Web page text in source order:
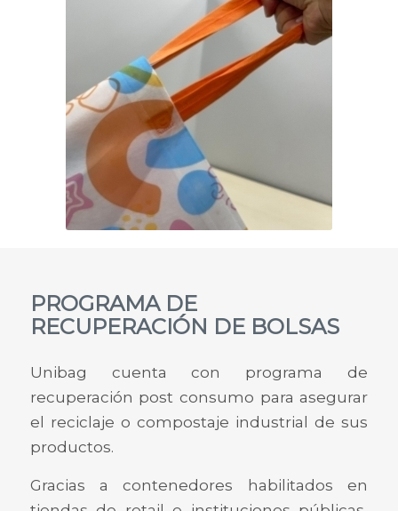
PROGRAMA DE
RECUPERACIÓN DE BOLSAS
Unibag cuenta con programa de
recuperación post consumo para asegurar
el reciclaje o compostaje industrial de sus
productos.
Gracias a contenedores habilitados en